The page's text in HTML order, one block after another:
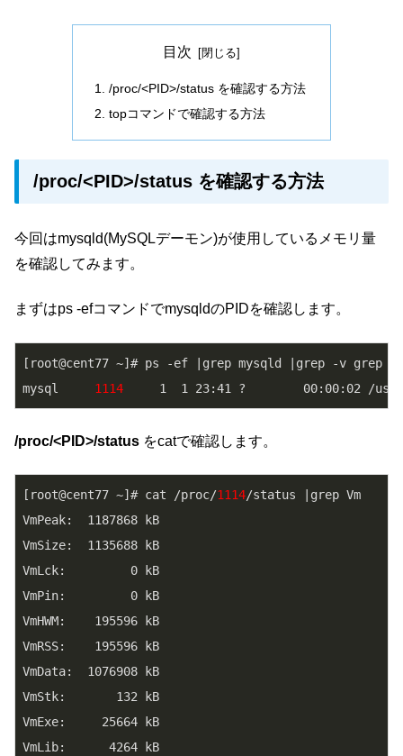
目次
/proc/<PID>/status を確認する方法
topコマンドで確認する方法
/proc/<PID>/status を確認する方法
今回はmysqld(MySQLデーモン)が使用しているメモリ量
を確認してみます。
まずはps -efコマンドでmysqldのPIDを確認します。
[root@cent77 ~]# ps -ef |grep mysqld |grep -v grep
mysql 1114
/proc/<PID>/status をcatで確認します。
[root@cent77 ~]# cat /proc/1114/status |grep Vm
VmPeak:  1187868 kB
VmSize:  1135688 kB
VmLck:         0 kB
VmPin:         0 kB
VmHWM:    195596 kB
VmRSS:    195596 kB
VmData:  1076908 kB
VmStk:       132 kB
VmExe:     25664 kB
VmLib:      4264 kB